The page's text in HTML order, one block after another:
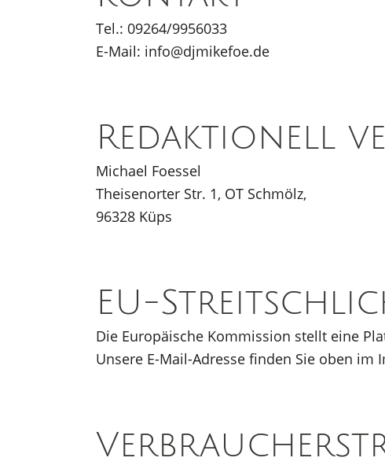
Tel.: 09264/9956033
E-Mail: info@djmikefoe.de
Redaktionell
Michael Foessel
Theisenorter Str. 1, OT Schmölz,
96328 Küps
EU-
Die Europäische Kommission stellt eine
Unsere E-Mail-Adresse finden Sie oben im